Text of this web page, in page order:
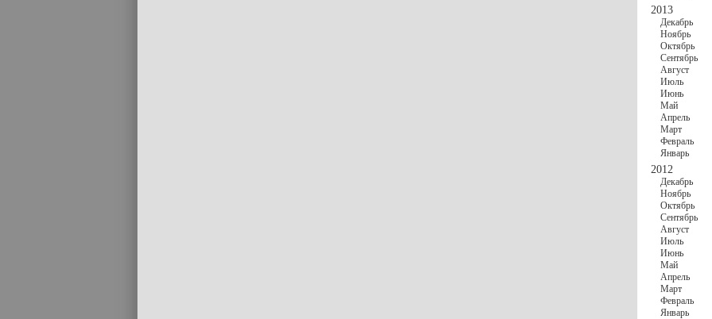
2013
Декабрь
Ноябрь
Октябрь
Сентябрь
Август
Июль
Июнь
Май
Апрель
Март
Февраль
Январь
2012
Декабрь
Ноябрь
Октябрь
Сентябрь
Август
Июль
Июнь
Май
Апрель
Март
Февраль
Январь